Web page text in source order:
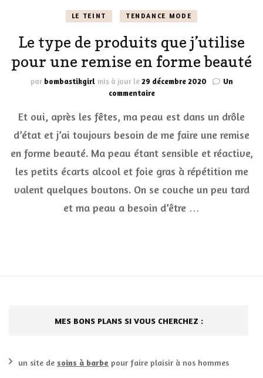
LE TEINT TENDANCE MODE
Le type de produits que j’utilise
pour une remise en forme beauté
par bombastikgirl mis à jour le29 décembre 2020
Un
commentairesur
type
produits
que
pour
une
en
Et oui, après les fêtes, ma peau est dans un drôle
d’état et j’ai toujours besoin de me faire une remise
en forme beauté. Ma peau étant sensible et réactive,
les petits écarts alcool et foie gras à répétition me
valent quelques boutons. On se couche un peu tard
et ma peau a besoin d’être …
MES BONS PLANS SI VOUS CHERCHEZ :
un site de soins à barbe pour faire plaisir à nos hommes